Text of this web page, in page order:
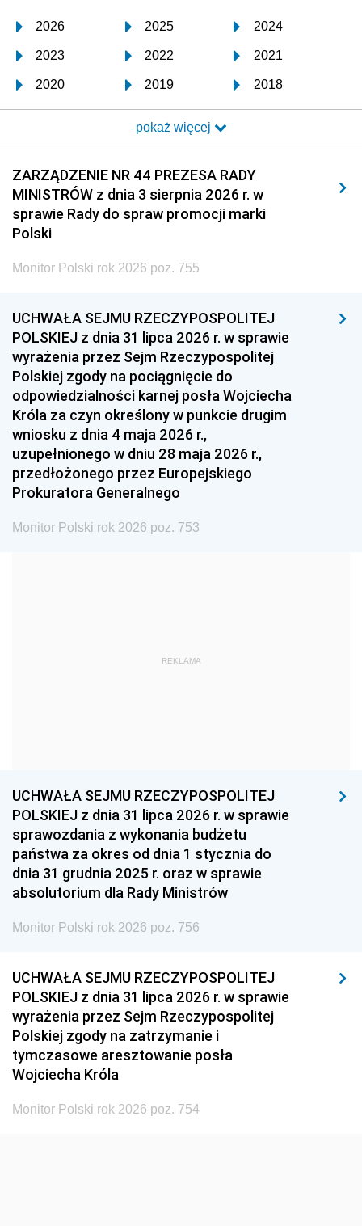
2026 2025 2024
2023 2022 2021
2020 2019 2018
2017 2016 2015
2014 2013 2012
2011 2010 2009
2008 2007 2006
2005
1996 1995 1994
1993 1992 1991
1990 1989
1987 1986 1985
1984 1983
1981 1980 1979
1978 1977
1975 1974
1959
1939 1938 1937
1936 1930
pokaż więcej
ZARZĄDZENIE NR 44 PREZESA RADY
MINISTRÓW z dnia 3 sierpnia 2026 r. w
sprawie Rady do spraw promocji marki
Polski
Monitor Polski rok 2026 poz. 755
UCHWAŁA SEJMU RZECZYPOSPOLITEJ
POLSKIEJ z dnia 31 lipca 2026 r. w sprawie
wyrażenia przez Sejm Rzeczypospolitej
Polskiej zgody na pociągnięcie do
odpowiedzialności karnej posła Wojciecha
Króla za czyn określony w punkcie drugim
wniosku z dnia 4 maja 2026 r.,
uzupełnionego w dniu 28 maja 2026 r.,
przedłożonego przez Europejskiego
Prokuratora Generalnego
Monitor Polski rok 2026 poz. 753
REKLAMA
UCHWAŁA SEJMU RZECZYPOSPOLITEJ
POLSKIEJ z dnia 31 lipca 2026 r. w sprawie
sprawozdania z wykonania budżetu
państwa za okres od dnia 1 stycznia do
dnia 31 grudnia 2025 r. oraz w sprawie
absolutorium dla Rady Ministrów
Monitor Polski rok 2026 poz. 756
UCHWAŁA SEJMU RZECZYPOSPOLITEJ
POLSKIEJ z dnia 31 lipca 2026 r. w sprawie
wyrażenia przez Sejm Rzeczypospolitej
Polskiej zgody na zatrzymanie i
tymczasowe aresztowanie posła
Wojciecha Króla
Monitor Polski rok 2026 poz. 754